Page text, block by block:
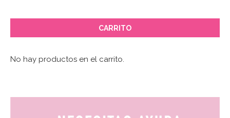
CARRITO
No hay productos en el carrito.